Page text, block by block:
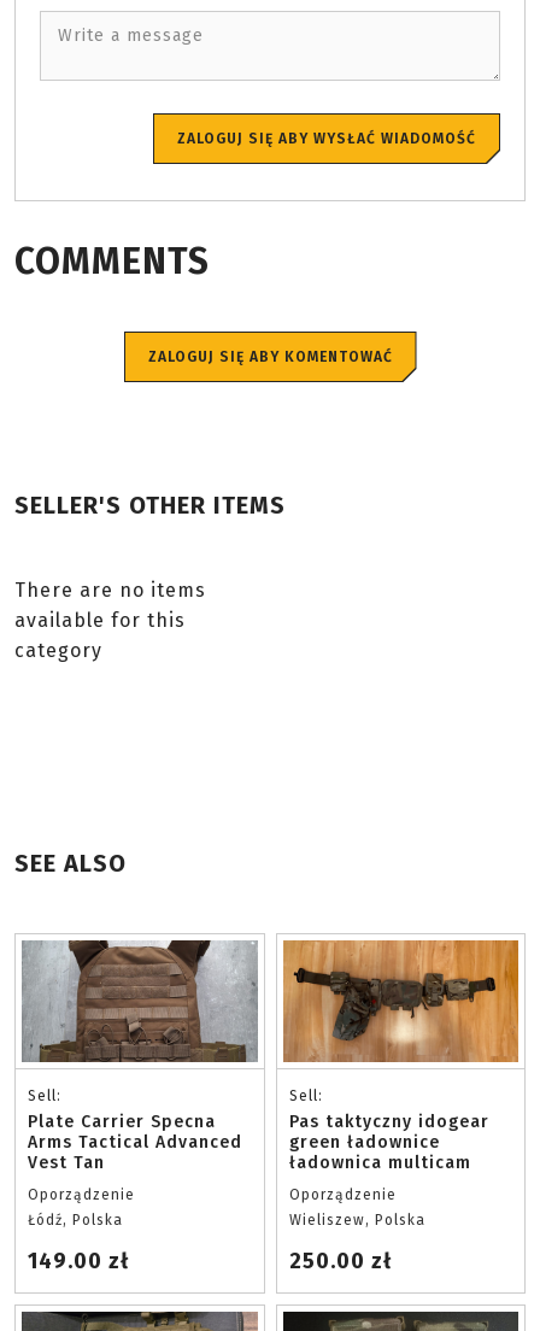
Write a message
ZALOGUJ SIĘ ABY WYSŁAĆ WIADOMOŚĆ
COMMENTS
ZALOGUJ SIĘ ABY KOMENTOWAĆ
SELLER'S OTHER ITEMS
There are no items
available for this
category
SEE ALSO
Sell:
Plate Carrier Specna
Arms Tactical Advanced
Vest Tan
Oporządzenie
Łódź, Polska
149.00 zł
Sell:
Pas taktyczny idogear
green ładownice
ładownica multicam
Oporządzenie
Wieliszew, Polska
250.00 zł